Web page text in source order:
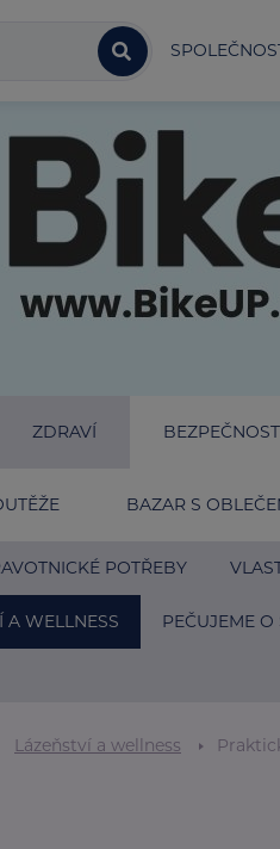
ZDRAVÍ BEZPEČNOST
BAZAR S
POTŘEBY
A WELLNESS PEČUJEME O
Lázeňství a wellness